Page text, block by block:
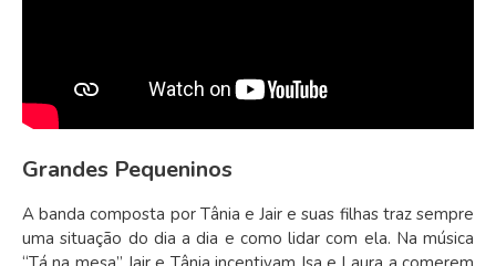
Grandes Pequeninos
A banda composta por Tânia e Jair e suas filhas traz sempre
uma situação do dia a dia e como lidar com ela. Na música